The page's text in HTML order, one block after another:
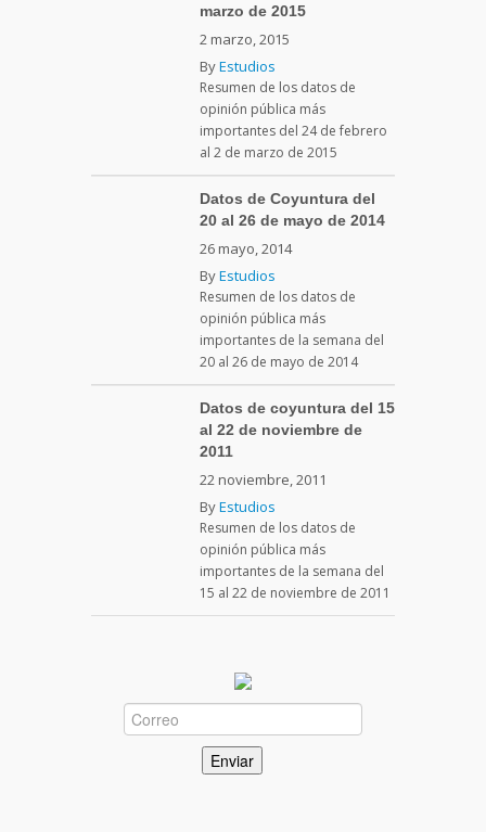
marzo de 2015
2 marzo, 2015
ByEstudios
Resumen de los datos de
opinión pública más
importantes del 24 de febrero
al 2 de marzo de 2015
Datos de Coyuntura del
20 al 26 de mayo de 2014
26 mayo, 2014
ByEstudios
Resumen de los datos de
opinión pública más
importantes de la semana del
20 al 26 de mayo de 2014
Datos de coyuntura del 15
al 22 de noviembre de
2011
22 noviembre, 2011
ByEstudios
Resumen de los datos de
opinión pública más
importantes de la semana del
15 al 22 de noviembre de 2011